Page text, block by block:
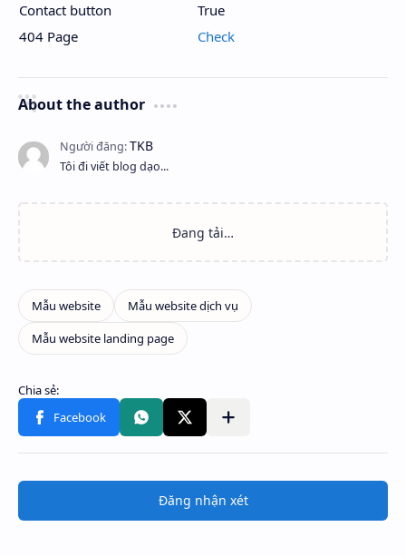
Contact button
True
404 Page
Check
About the author
Tôi đi viết blog dạo...
Đăng nhận xét